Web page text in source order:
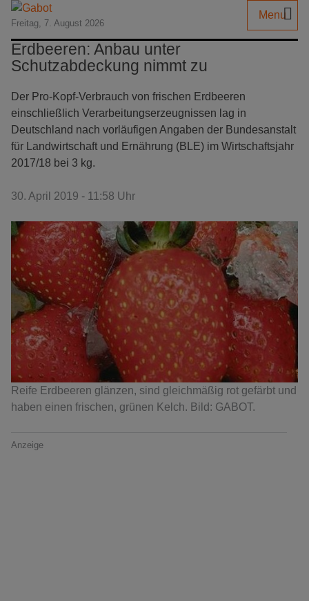
Freitag, 7. August 2026
Menu
Erdbeeren: Anbau unter
Schutzabdeckung nimmt zu
Der Pro-Kopf-Verbrauch von frischen Erdbeeren
einschließlich Verarbeitungserzeugnissen lag in
Deutschland nach vorläufigen Angaben der Bundesanstalt
für Landwirtschaft und Ernährung (BLE) im Wirtschaftsjahr
2017/18 bei 3 kg.
30. April 2019 - 11:58 Uhr
Reife Erdbeeren glänzen, sind gleichmäßig rot gefärbt und
haben einen frischen, grünen Kelch. Bild: GABOT.
Anzeige